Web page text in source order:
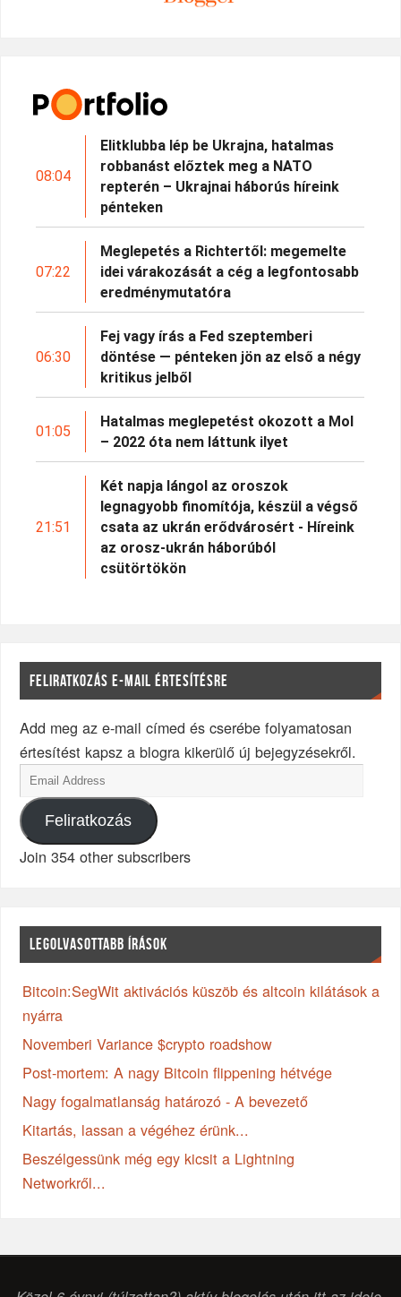
08:04
Elitklubba lép be Ukrajna, hatalmas
robbanást előztek meg a NATO
repterén – Ukrajnai háborús híreink
pénteken
07:22
Meglepetés a Richtertől: megemelte
idei várakozását a cég a legfontosabb
eredménymutatóra
06:30
Fej vagy írás a Fed szeptemberi
döntése — pénteken jön az első a négy
kritikus jelből
01:05
Hatalmas meglepetést okozott a Mol
– 2022 óta nem láttunk ilyet
21:51
Két napja lángol az oroszok
legnagyobb finomítója, készül a végső
csata az ukrán erődvárosért - Híreink
az orosz-ukrán háborúból
csütörtökön
FELIRATKOZÁS E-MAIL ÉRTESÍTÉSRE
Add meg az e-mail címed és cserébe folyamatosan
értesítést kapsz a blogra kikerülő új bejegyzésekről.
Feliratkozás
Join 354 other subscribers
LEGOLVASOTTABB ÍRÁSOK
Bitcoin:SegWit aktivációs küszöb és altcoin kilátások a
nyárra
Novemberi Variance $crypto roadshow
Post-mortem: A nagy Bitcoin flippening hétvége
Nagy fogalmatlanság határozó - A bevezető
Kitartás, lassan a végéhez érünk...
Beszélgessünk még egy kicsit a Lightning
Networkről...